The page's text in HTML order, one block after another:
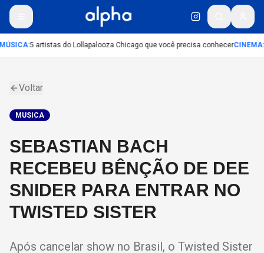
:5 artistas do Lollapalooza Chicago que você precisa conhecerCINEMA:
Voltar
MUSICA
SEBASTIAN BACH
RECEBEU BÊNÇÃO DE DEE
SNIDER PARA ENTRAR NO
TWISTED SISTER
Após cancelar show no Brasil, o Twisted Sister